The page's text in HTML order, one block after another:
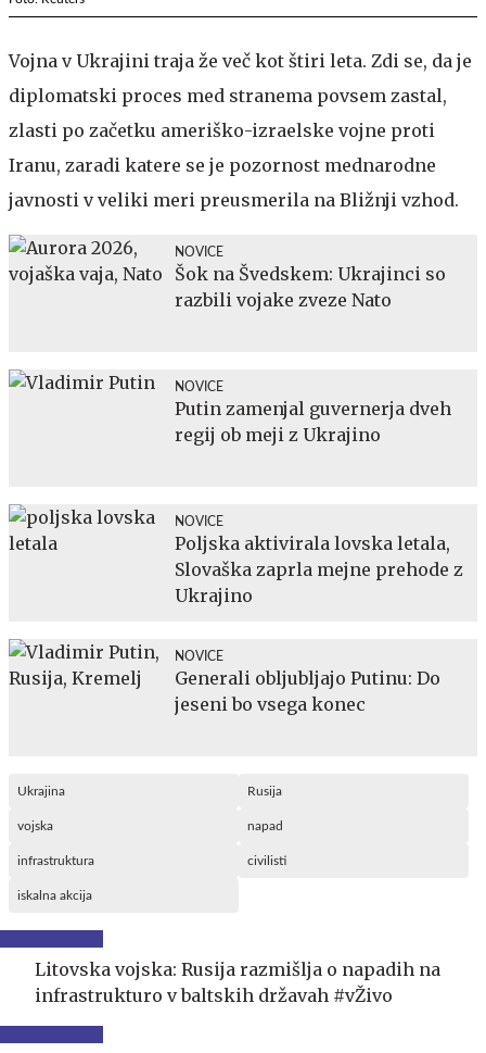
Vojna v Ukrajini traja že več kot štiri leta. Zdi se, da je
diplomatski proces med stranema povsem zastal,
zlasti po začetku ameriško-izraelske vojne proti
Iranu, zaradi katere se je pozornost mednarodne
javnosti v veliki meri preusmerila na Bližnji vzhod.
NOVICE
Šok na Švedskem: Ukrajinci so
razbili vojake zveze Nato
NOVICE
Putin zamenjal guvernerja dveh
regij ob meji z Ukrajino
NOVICE
Poljska aktivirala lovska letala,
Slovaška zaprla mejne prehode z
Ukrajino
NOVICE
Generali obljubljajo Putinu: Do
jeseni bo vsega konec
Ukrajina Rusija
vojska napad
infrastruktura civilisti
iskalna akcija
Litovska vojska: Rusija razmišlja o napadih na
infrastrukturo v baltskih državah #vŽivo